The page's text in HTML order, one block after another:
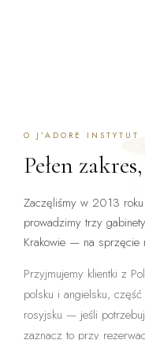
O J’ADORE INSTYTUT
Pełen zakres,
Zaczęliśmy w 2013
prowadzimy trzy
Krakowie — na sprzęcie
Przyjmujemy klientki z
polsku i angielsku,
rosyjsku — jeśli
zaznacz to przy